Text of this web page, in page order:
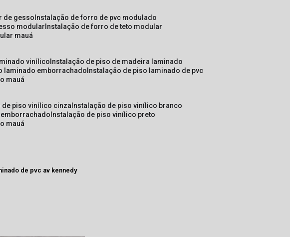
de gesso instalação de forro de pvc modulado
modular instalação de forro de teto modular
mauá
vinílico instalação de piso de madeira laminado
laminado emborrachado instalação de piso laminado de pvc
mauá
de piso vinílico cinza instalação de piso vinílico branco
instalação de piso vinílico preto
mauá
de pvc av kennedy